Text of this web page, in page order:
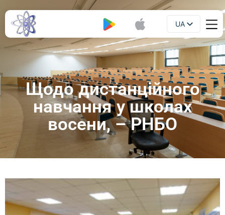
UA
EN
Щодо дистанційного
навчання у школах
восени, – РНБО